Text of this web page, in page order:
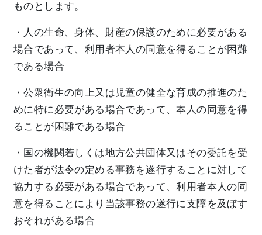
ものとします。
・人の生命、身体、財産の保護のために必要がある
場合であって、利用者本人の同意を得ることが困難
である場合
・公衆衛生の向上又は児童の健全な育成の推進のた
めに特に必要がある場合であって、本人の同意を得
ることが困難である場合
・国の機関若しくは地方公共団体又はその委託を受
けた者が法令の定める事務を遂行することに対して
協力する必要がある場合であって、利用者本人の同
意を得ることにより当該事務の遂行に支障を及ぼす
おそれがある場合